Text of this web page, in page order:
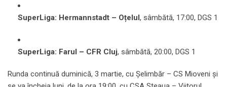
SuperLiga: Hermannstadt – Oțelul, sâmbătă, 17:00, DGS 1
SuperLiga: Farul – CFR Cluj, sâmbătă, 20:00, DGS 1
Runda continuă duminică, 3 martie, cu Șelimbăr – CS Mioveni și